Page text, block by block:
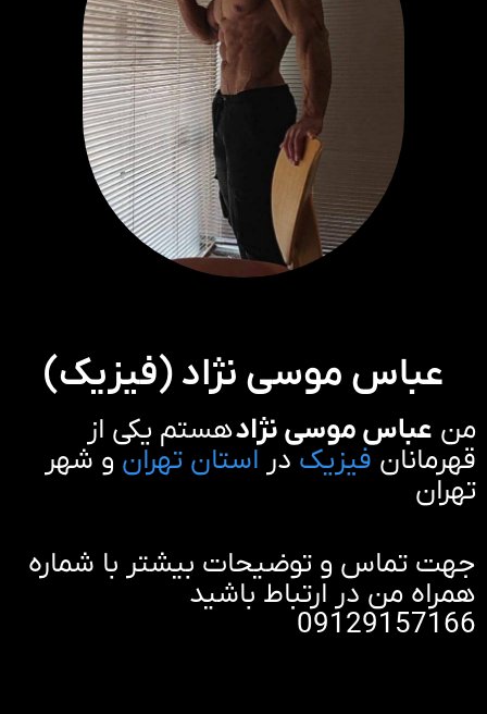
عباس موسی نژاد (فیزیک)
من عباس موسی نژادهستم یکی از
قهرمانان فیزیک در استان تهران و شهر
تهران
جهت تماس و توضیحات بیشتر با شماره
همراه من در ارتباط باشید
09129157166